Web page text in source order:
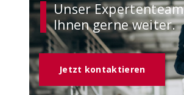
ACILIST
Bewehrungstechnik-Listen
erstellen
Unser
Ihnen gerne weiter.
Jetzt kontaktieren